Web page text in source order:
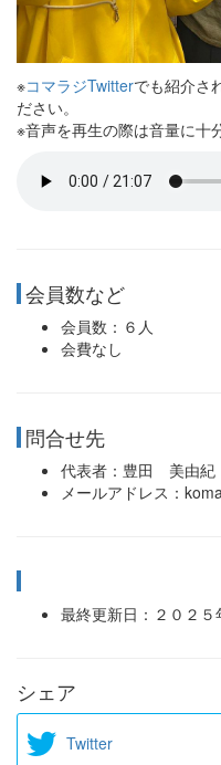
※コマラジTwitterでも紹介さ
ださい。
※音声を再生の際は音量に十
会員数など
会員数：６人
会費なし
問合せ先
代表者：豊田 美由紀
メールアドレス：
最終更新日：２０２５
シェア
Twitter